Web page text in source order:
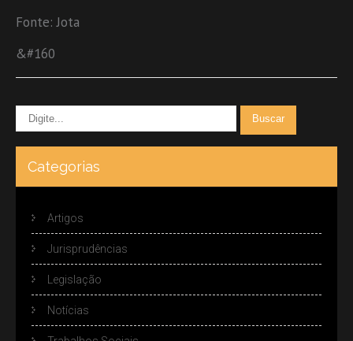
Fonte: Jota
&#160
Categorias
Artigos
Jurisprudências
Legislação
Notícias